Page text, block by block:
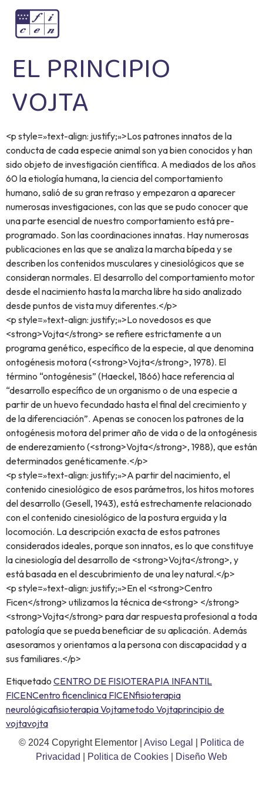
EL PRINCIPIO
VOJTA
<p style=»text-align: justify;»>Los patrones innatos de la
conducta de cada especie animal son ya bien conocidos y han
sido objeto de investigación científica. A mediados de los años
60 la etiología humana, la ciencia del comportamiento
humano, salió de su gran retraso y empezaron a aparecer
numerosas investigaciones, con las que se pudo conocer que
una parte esencial de nuestro comportamiento está pre-
programado. Son las coordinaciones innatas. Hay numerosas
publicaciones en las que se analiza la marcha bípeda y se
describen los contenidos musculares y cinesiológicos que se
consideran normales. El desarrollo del comportamiento motor
desde el nacimiento hasta la marcha libre ha sido analizado
desde puntos de vista muy diferentes.</p>
<p style=»text-align: justify;»>Lo novedosos es que
<strong>Vojta</strong> se refiere estrictamente a un
programa genético, específico de la especie, al que denomina
ontogénesis motora (<strong>Vojta</strong>, 1978). El
término “ontogénesis” (Haeckel, 1866) hace referencia al
“desarrollo específico de un organismo o de una especie a
partir de un huevo fecundado hasta el final del crecimiento y
de la diferenciación”. Apenas se conocen los patrones de la
ontogénesis motora del primer año de vida o de la ontogénesis
de enderezamiento (<strong>Vojta</strong>, 1988), que están
determinados genéticamente.</p>
<p style=»text-align: justify;»>A partir del nacimiento, el
contenido cinesiológico de esos parámetros, los hitos motores
del desarrollo (Gesell, 1943), está estrechamente relacionado
con el contenido cinesiológico de la postura erguida y la
locomoción. La descripción exacta de estos patrones
considerados ideales, porque son innatos, es lo que constituye
la cinesiología del desarrollo de <strong>Vojta</strong>, y
está basada en el descubrimiento de una ley natural.</p>
<p style=»text-align: justify;»>En el <strong>Centro
Ficen</strong> utilizamos la técnica de<strong> </strong>
<strong>Vojta</strong> para dar respuesta profesional a toda
patología que se pueda beneficiar de su aplicación. Además
asesoramos y orientamos a la persona con discapacidad y a
sus familiares.</p>
Etiquetado CENTRO DE FISIOTERAPIA INFANTIL
FICENCentro ficenclinica FICENfisioterapia
neurológicafisioterapia Vojtametodo Vojtaprincipio de
vojtavojta
© 2024 Copyright Elementor | Aviso Legal
Politica de
Privacidad
Politica de Cookies Diseño Web